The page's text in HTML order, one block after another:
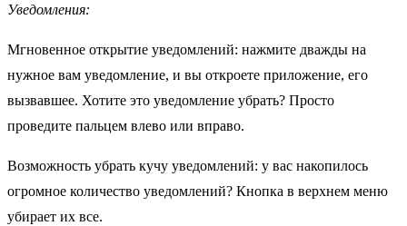
Уведомления:
Мгновенное открытие уведомлений: нажмите дважды на
нужное вам уведомление, и вы откроете приложение, его
вызвавшее. Хотите это уведомление убрать? Просто
проведите пальцем влево или вправо.
Возможность убрать кучу уведомлений: у вас накопилось
огромное количество уведомлений? Кнопка в верхнем меню
убирает их все.